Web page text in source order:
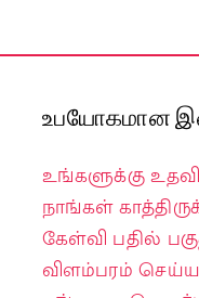
உபயோகமான
உங்களுக்கு
நாங்கள்
கேள்வி பதில்
விளம்பரம் செய்ய